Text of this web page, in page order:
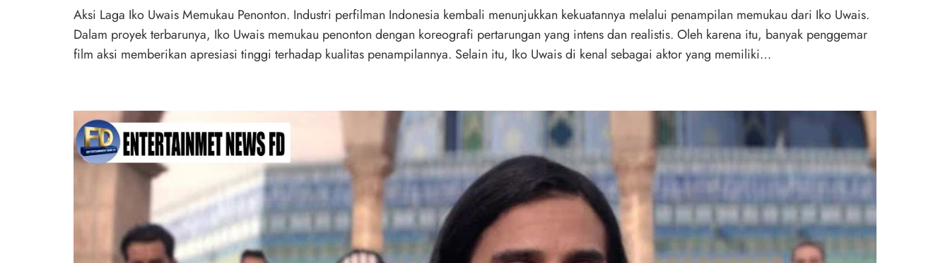
Aksi Laga Iko Uwais Memukau Penonton. Industri perfilman Indonesia kembali menunjukkan kekuatannya melalui penampilan memukau dari Iko Uwais.
Dalam proyek terbarunya, Iko Uwais memukau penonton dengan koreografi pertarungan yang intens dan realistis. Oleh karena itu, banyak penggemar
film aksi memberikan apresiasi tinggi terhadap kualitas penampilannya. Selain itu, Iko Uwais di kenal sebagai aktor yang memiliki…